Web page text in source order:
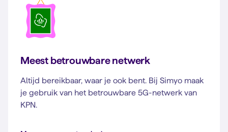
Meest betrouwbare netwerk
Altijd bereikbaar, waar je ook bent. Bij Simyo maak
je gebruik van het betrouwbare 5G-netwerk van
KPN.